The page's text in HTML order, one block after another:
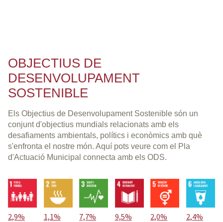
OBJECTIUS DE
DESENVOLUPAMENT
SOSTENIBLE
Els Objectius de Desenvolupament Sostenible són un
conjunt d'objectius mundials relacionats amb els
desafiaments ambientals, polítics i econòmics amb què
s'enfronta el nostre món. Aquí pots veure com el Pla
d'Actuació Municipal connecta amb els ODS.
2,9% 1,1% 7,7% 9,5% 2,0% 2,4%